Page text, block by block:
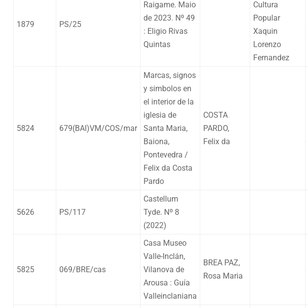
1879 PS/25
Raigame. Maio
de 2023. Nº 49
: Eligio Rivas
Quintas
Cultura
Popular
Xaquin
Lorenzo
Fernandez
5824 679(BAI)VM/COS/mar
Marcas, signos
y simbolos en
el interior de la
iglesia de
Santa Maria,
Baiona,
Pontevedra /
Felix da Costa
Pardo
COSTA
PARDO,
Felix da
5626 PS/117
Castellum
Tyde. Nº 8
(2022)
5825 069/BRE/cas
Casa Museo
Valle-Inclán,
Vilanova de
Arousa : Guía
Valleinclaniana
BREA PAZ,
Rosa Maria